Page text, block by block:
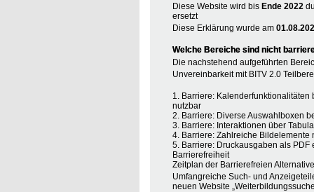
Diese Website wird bis Ende 2022
ersetzt
Diese Erklärung wurde am
Welche Bereiche sind nicht
Die nachstehend aufgeführten
Unvereinbarkeit mit BITV 2.0
1. Barriere:
nutzbar
2. Barriere: Diverse Auswahlboxen
3. Barriere: Interaktionen über
4. Barriere: Zahlreiche
5. Barriere: Druckausgaben als
Barrierefreiheit
Zeitplan der Barrierefreien
Umfangreiche Such- und
neuen Website